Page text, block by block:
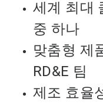
세계 최대
중 하나
맞춤형 제
RD&E 팀
제조 효율